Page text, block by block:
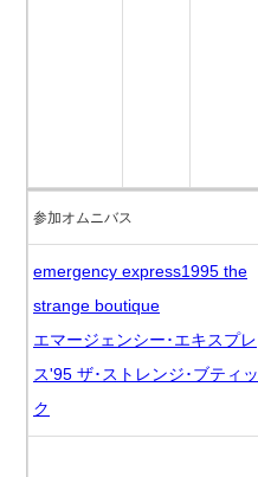
参加オムニバス
emergency express1995 the
strange boutique
エマージェンシー･エキスプレ
ス'95 ザ･ストレンジ･ブティッ
ク